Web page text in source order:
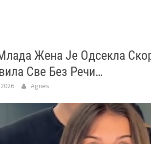
Жена Је Одсекла
Све Без Речи…
Agnes